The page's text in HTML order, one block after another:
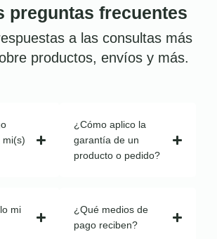
preguntas frecuentes
a las consultas más
productos, envíos y más.
mi(s)
mi
¿Cómo aplico la
garantía de un
producto o pedido?
¿Qué medios de
pago reciben?